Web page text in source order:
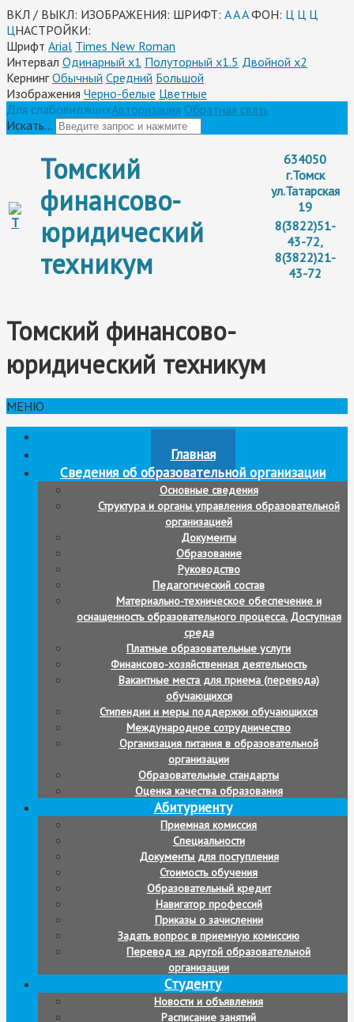
ВКЛ / ВЫКЛ: ИЗОБРАЖЕНИЯ: ШРИФТ: AAA ФОН: Ц Ц Ц
ЦНАСТРОЙКИ:
Шрифт Arial Times New Roman
Интервал Одинарный х1 Полуторный х1.5 Двойной х2
КернингОбычный Средний Большой
Изображения Черно-белые Цветные
Для слабовидящихАвторизация Обратная связь
Искать...
Томский
финансово-
юридический
техникум
634050
г.Томск
ул.Татарская
19
8(3822)51-
43-72,
8(3822)21-
43-72
Томский финансово-
юридический техникум
МЕНЮ
Главная
Сведения об образовательной организации
Основные сведения
Структура и органы управления образовательной
организацией
Документы
Образование
Руководство
Педагогический состав
Материально-техническое обеспечение и
оснащенность образовательного процесса. Доступная
среда
Платные образовательные услуги
Финансово-хозяйственная деятельность
Вакантные места для приема (перевода)
обучающихся
Стипендии и меры поддержки обучающихся
Международное сотрудничество
Организация питания в образовательной
организации
Образовательные стандарты
Оценка качества образования
Абитуриенту
Приемная комиссия
Специальности
Документы для поступления
Стоимость обучения
Образовательный кредит
Навигатор профессий
Приказы о зачислении
Задать вопрос в приемную комиссию
Перевод из другой образовательной
организации
Студенту
Новости и объявления
Расписание занятий